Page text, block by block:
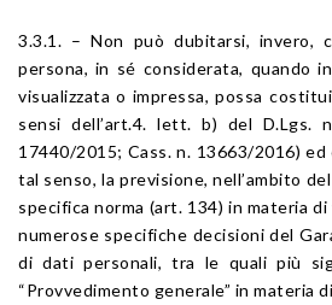
3.3.1. – Non può dubitarsi, invero,
persona, in sé considerata, quando
visualizzata o impressa, possa
sensi dell’art.4. lett. b) del D.Lgs.
17440/2015; Cass. n. 13663/2016)
tal senso, la previsione, nell’ambito
specifica norma (art. 134) in materia
numerose specifiche decisioni del
di dati personali, tra le quali più
“Provvedimento generale” in materia